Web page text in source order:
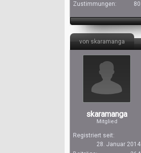
Zustimmungen:
80
von skaramanga
skaramanga
Mitglied
Registriert seit:
28. Januar 2014